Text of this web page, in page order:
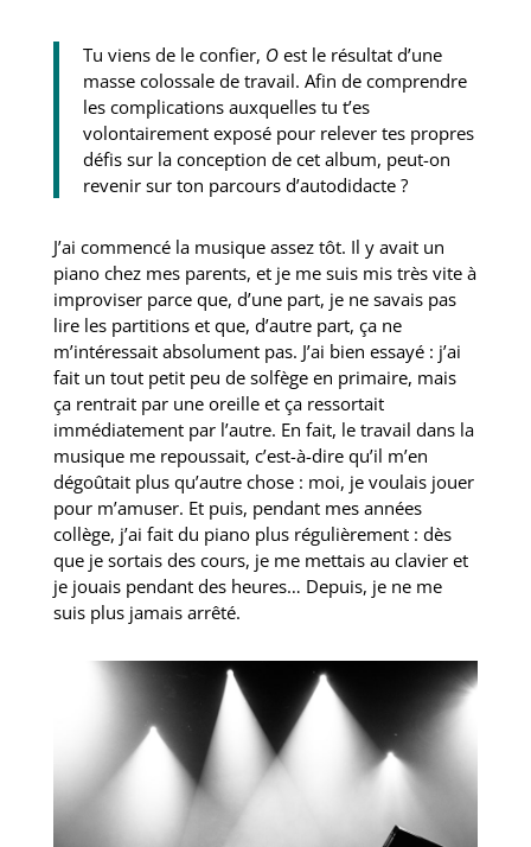
Tu viens de le confier, Oest le résultat d’une
masse colossale de travail. Afin de comprendre
les complications auxquelles tu t’es
volontairement exposé pour relever tes propres
défis sur la conception de cet album, peut-on
revenir sur ton parcours d’autodidacte ?
J’ai commencé la musique assez tôt. Il y avait un
piano chez mes parents, et je me suis mis très vite à
improviser parce que, d’une part, je ne savais pas
lire les partitions et que, d’autre part, ça ne
m’intéressait absolument pas. J’ai bien essayé : j’ai
fait un tout petit peu de solfège en primaire, mais
ça rentrait par une oreille et ça ressortait
immédiatement par l’autre. En fait, le travail dans la
musique me repoussait, c’est-à-dire qu’il m’en
dégoûtait plus qu’autre chose : moi, je voulais jouer
pour m’amuser. Et puis, pendant mes années
collège, j’ai fait du piano plus régulièrement : dès
que je sortais des cours, je me mettais au clavier et
je jouais pendant des heures… Depuis, je ne me
suis plus jamais arrêté.